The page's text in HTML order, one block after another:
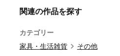
関連の作品を探す
カテゴリー
家具・生活雑貨
その他